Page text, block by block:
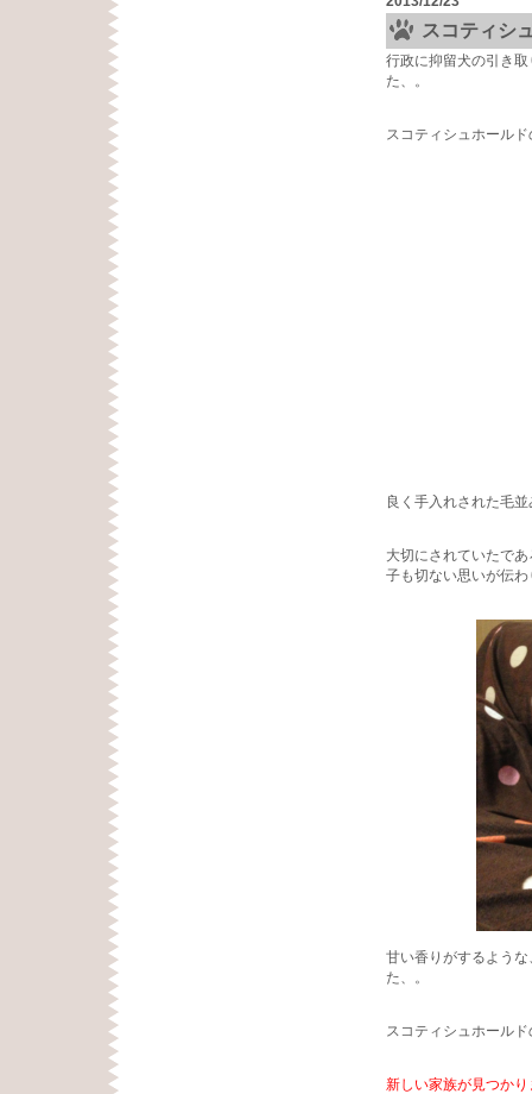
スコティシ
行政に抑留犬の引き
た、。
スコティシュホール
良く手入れされた毛
大切にされていたで
子も切ない思いが伝
甘い香りがするよう
た、。
スコティシュホール
新しい家族が見つかり